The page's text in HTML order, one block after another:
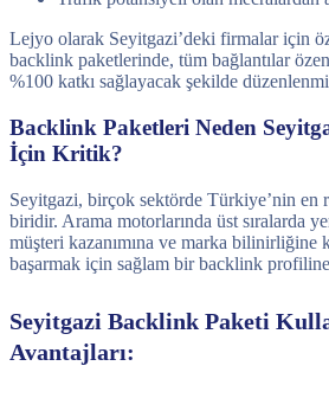
Lejyo olarak Seyitgazi’deki firmalar için
backlink paketlerinde, tüm bağlantılar
%100 katkı sağlayacak şekilde
Backlink Paketleri Neden
İçin Kritik?
Seyitgazi, birçok sektörde Türkiye’nin en
biridir. Arama motorlarında üst sıralarda
müşteri kazanımına ve marka bilinirliğine
başarmak için sağlam bir backlink
Seyitgazi Backlink Paketi
Avantajları: